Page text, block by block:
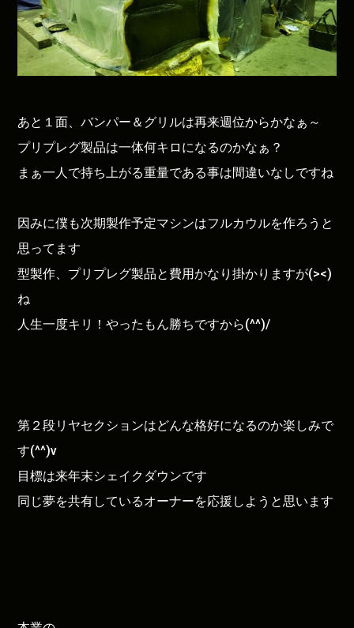
あと１面、バンパー＆グリルは再来週位からかなぁ～
プリプレグ製品は一体何キロになるのかなぁ？
まぁ一人で持ち上がる重量である事は間違いなしですね
因みに僕も次期製作予定マシンはフルカウルを作ろうと
思ってます
型製作、プリプレグ製品と費用かなり掛かりますが(><)
ね
人生一度キリ！やったもん勝ちですから(^^)/
第２段リヤセクションはどんな格好になるのか楽しみで
す(^^)v
目標は来年末シェイクダウンです
同じ夢を共有しているオーナーを応援しようと思います